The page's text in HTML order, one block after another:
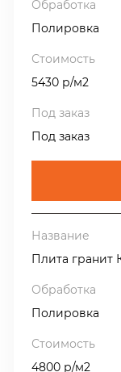
Полировка
5430 р/м2
Под заказ
Плита гранит
Полировка
4800 р/м2